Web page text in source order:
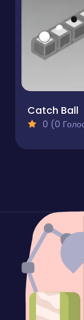
Catch Ball
0 (0